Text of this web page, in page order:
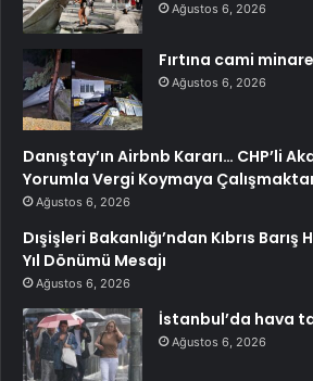
Ağustos 6, 2026
Fırtına cami
Ağustos 6, 2026
Danıştay’ın Airbnb Kararı… CHP’li
Yorumla Vergi Koymaya
Ağustos 6, 2026
Dışişleri Bakanlığı’ndan Kıbrıs Barış
Yıl Dönümü Mesajı
Ağustos 6, 2026
İstanbul’da hava
Ağustos 6, 2026